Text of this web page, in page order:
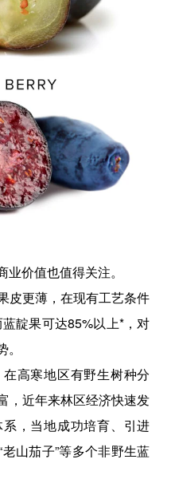
价值也值得关注。
皮更薄，在现有工艺条件
靛果可达85%以上*，对
高寒地区有野生树种分
，近年来林区经济快速发
，当地成功培育、引进
老山茄子”等多个非野生蓝